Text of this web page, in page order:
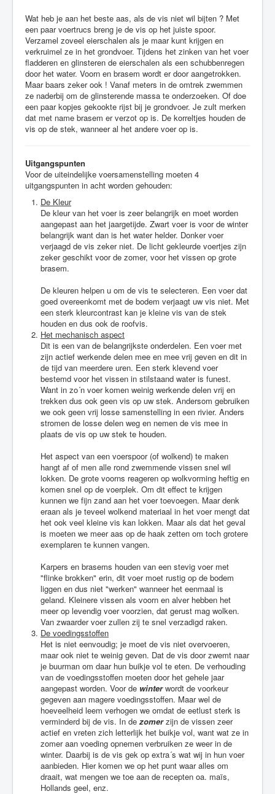
Wat heb je aan het beste aas, als de vis niet wil bijten ? Met
een paar voertrucs breng je de vis op het juiste spoor.
Verzamel zoveel eierschalen als je maar kunt krijgen en
verkruimel ze in het grondvoer. Tijdens het zinken van het voer
fladderen en glinsteren de eierschalen als een schubbenregen
door het water. Voorn en brasem wordt er door aangetrokken.
Maar baars zeker ook ! Vanaf meters in de omtrek zwemmen
ze naderbij om de glinsterende massa te onderzoeken. Of doe
een paar kopjes gekookte rijst bij je grondvoer. Je zult merken
dat met name brasem er verzot op is. De korreltjes houden de
vis op de stek, wanneer al het andere voer op is.
Uitgangspunten
Voor de uiteindelijke voersamenstelling moeten 4
uitgangspunten in acht worden gehouden:
De Kleur
De kleur van het voer is zeer belangrijk en moet worden
aangepast aan het jaargetijde. Zwart voer is voor de winter
belangrijk want dan is het water helder. Donker voer
verjaagd de vis zeker niet. De licht gekleurde voertjes zijn
zeker geschikt voor de zomer, voor het vissen op grote
brasem.
De kleuren helpen u om de vis te selecteren. Een voer dat
goed overeenkomt met de bodem verjaagt uw vis niet. Met
een sterk kleurcontrast kan je kleine vis van de stek
houden en dus ook de roofvis.
Het mechanisch aspect
Dit is een van de belangrijkste onderdelen. Een voer met
zijn actief werkende delen mee en mee vrij geven en dit in
de tijd van meerdere uren. Een sterk klevend voer
bestemd voor het vissen in stilstaand water is funest.
Want in zo´n voer komen weinig werkende delen vrij en
trekken dus ook geen vis op uw stek. Andersom gebruiken
we ook geen vrij losse samenstelling in een rivier. Anders
stromen de losse delen weg en nemen de vis mee in
plaats de vis op uw stek te houden.
Het aspect van een voerspoor (of wolkend) te maken
hangt af of men alle rond zwemmende vissen snel wil
lokken. De grote voorns reageren op wolkvorming heftig en
komen snel op de voerplek. Om dit effect te krijgen
kunnen we fijn zand aan het voer toevoegen. Maar denk
eraan als je teveel wolkend materiaal in het voer mengt dat
het ook veel kleine vis kan lokken. Maar als dat het geval
is moeten we meer aas op de haak zetten om toch grotere
exemplaren te kunnen vangen.
Karpers en brasems houden van een stevig voer met
"flinke brokken" erin, dit voer moet rustig op de bodem
liggen en dus niet "werken" wanneer het eenmaal is
geland. Kleinere vissen als voorn en alver hebben het
meer op levendig voer voorzien, dat gerust mag wolken.
Van zwaarder voer zullen zij te snel verzadigd raken.
De voedingsstoffen
Het is niet eenvoudig; je moet de vis niet overvoeren,
maar ook niet te weinig geven. Dat de vis door zwemt naar
je buurman om daar hun buikje vol te eten. De verhouding
van de voedingsstoffen moeten door het gehele jaar
aangepast worden. Voor de winterwordt de voorkeur
gegeven aan magere voedingsstoffen. Maar wel de
hoeveelheid leem verhogen we omdat de eetlust sterk is
verminderd bij de vis. In dezomerzijn de vissen zeer
actief en vreten zich letterlijk het buikje vol, want wat ze in
zomer aan voeding opnemen verbruiken ze weer in de
winter. Daarbij is de vis gek op extra´s wat wij in hun voer
aanbieden. Hier komen we op het punt waar alles om
draait, wat mengen we toe aan de recepten oa. maïs,
Hollands geel, enz.